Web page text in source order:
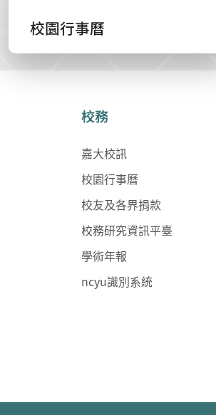
校園行事曆
校務
嘉大校訊
校園行事曆
校友及各界捐款
校務研究資訊平臺
學術年報
ncyu識別系統